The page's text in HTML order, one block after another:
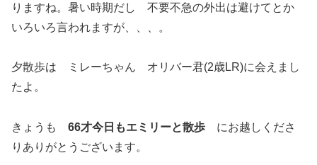
りますね。暑い時期だし 不要不急の外出は避けてとか
いろいろ言われますが、、、。
夕散歩は ミレーちゃん オリバー君(2歳LR)に会えまし
たよ。
きょうも 66才今日もエミリーと散歩 にお越しくださ
りありがとうございます。